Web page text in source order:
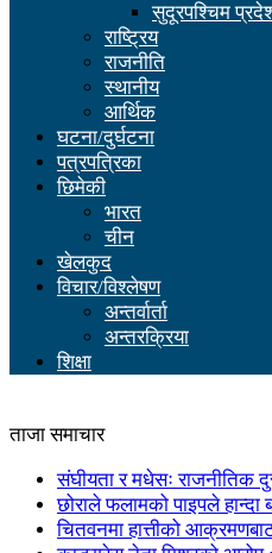
सुदूरपश्चिम
राष्ट्रिय
राजनीति
स्थानीय
आर्थिक
घटना/दुर्घटना
पत्रपत्रिका
छिमेकी
भारत
चीन
खेलकुद
विचार/विश्लेषण
अन्तर्वार्ता
अन्तरक्रिया
शिक्षा
ताजा समाचार
संघीयता र मधेसः राजनीतिक
छोराले फलामको पाइपले हान्दा
चितवनमा हात्तीको